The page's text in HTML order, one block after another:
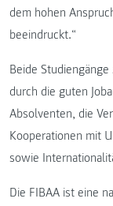
dem hohen
beeindruckt.“
Beide
durch die guten
Absolventen, die
Kooperationen mit
sowie
Die FIBAA ist eine